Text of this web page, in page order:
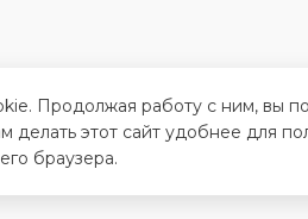
Продолжая работу с ним, вы
делать этот сайт удобнее для
браузера.